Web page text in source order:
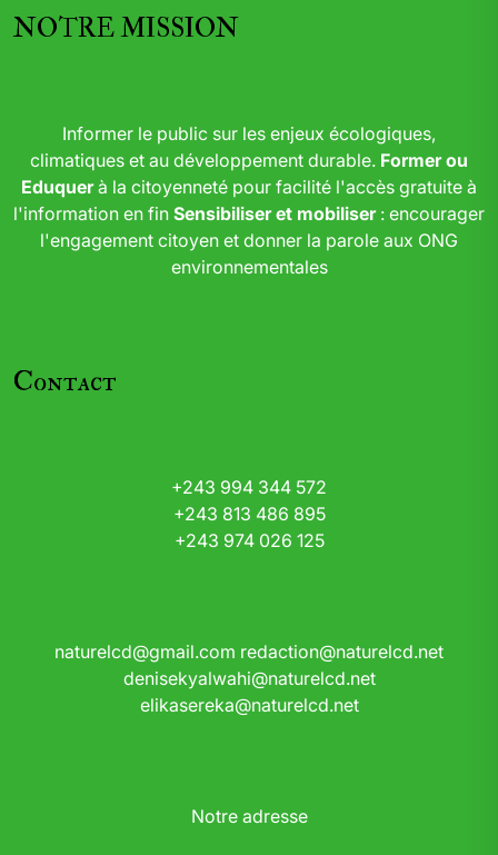
NOTRE MISSION
Informer le public sur les enjeux écologiques,
climatiques et au développement durable. Former ou
Eduquerà la citoyenneté pour facilité l'accès gratuite à
l'information en fin Sensibiliser et mobiliser: encourager
l'engagement citoyen et donner la parole aux ONG
environnementales
Contact
+243 994 344 572
+243 813 486 895
+243 974 026 125
naturelcd@gmail.com redaction@naturelcd.net
denisekyalwahi@naturelcd.net
elikasereka@naturelcd.net
Notre adresse